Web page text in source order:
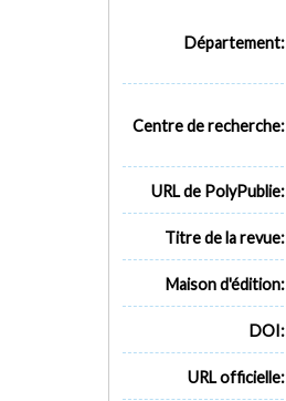
Département:
Centre de recherche:
URL de PolyPublie:
Titre de la revue:
Maison d'édition:
DOI:
URL officielle: